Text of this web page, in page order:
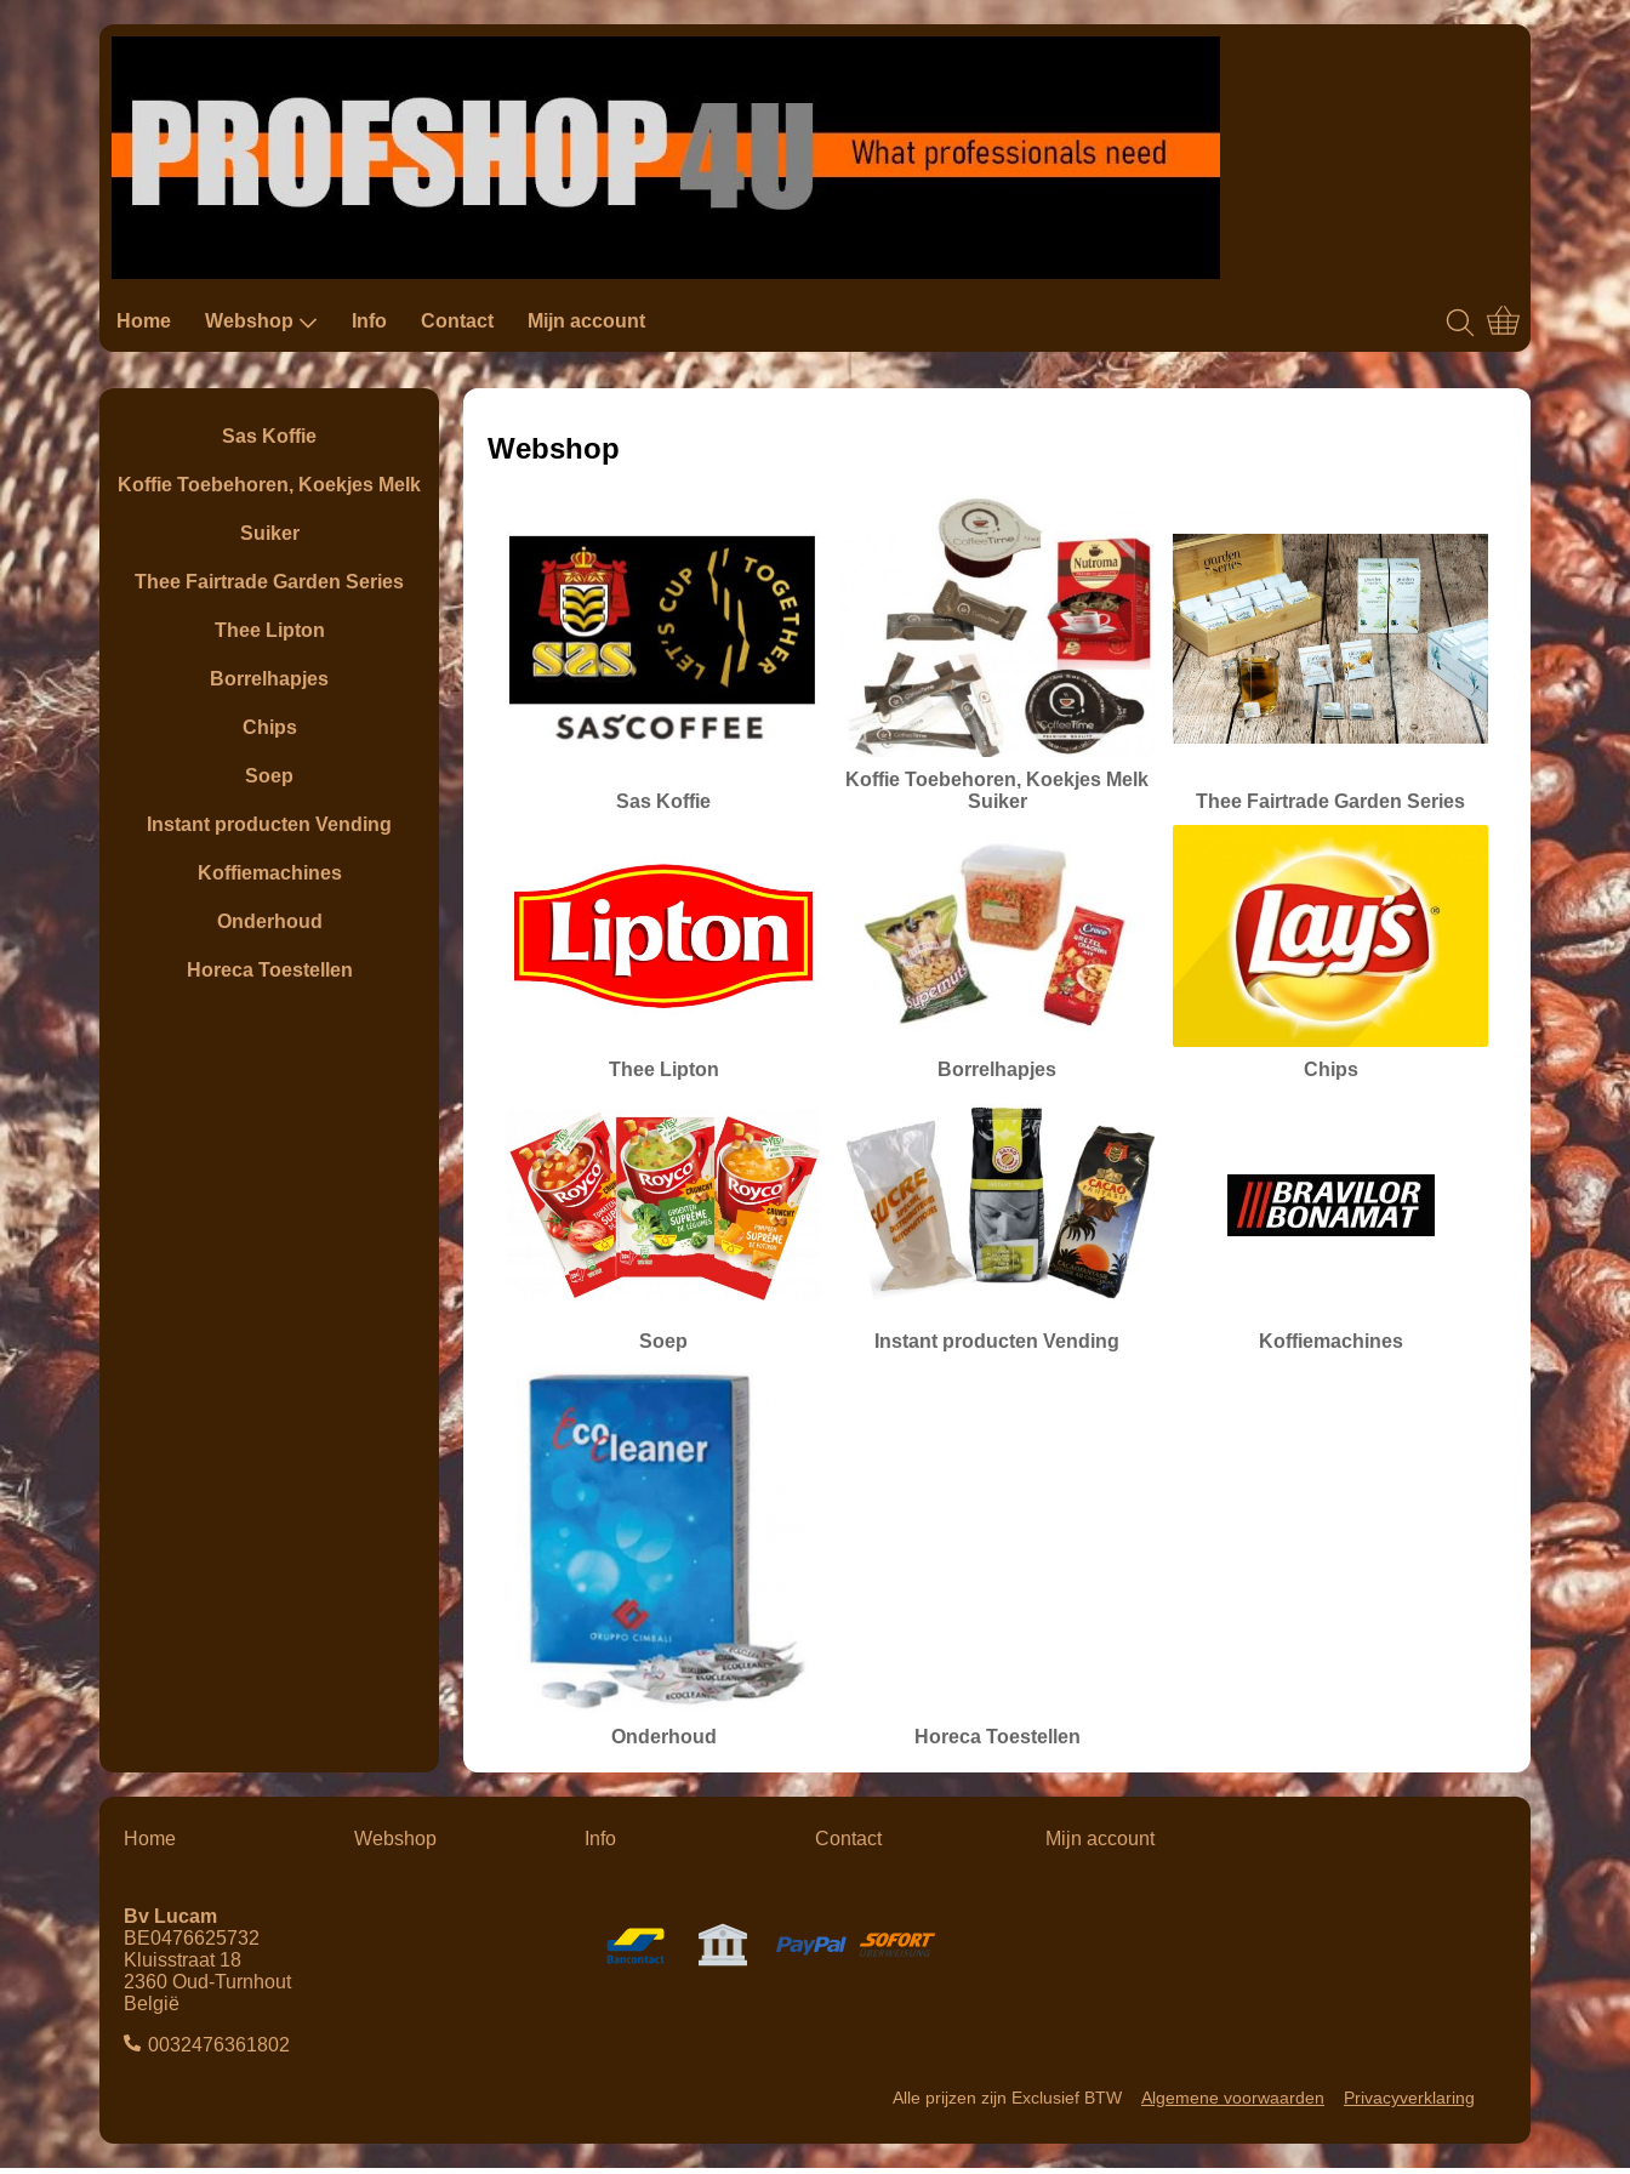
Home Webshop Info Contact Mijn account
Sas Koffie
Koffie Toebehoren, Koekjes Melk
Suiker
Thee Fairtrade Garden Series
Thee Lipton
Borrelhapjes
Chips
Soep
Instant producten Vending
Koffiemachines
Onderhoud
Horeca Toestellen
Webshop
Sas Koffie
Koffie Toebehoren, Koekjes Melk
Suiker
Thee Fairtrade Garden Series
Thee Lipton Borrelhapjes Chips
Soep Instant producten Vending Koffiemachines
Onderhoud Horeca Toestellen
Home Webshop Info Contact Mijn account
Bv Lucam
BE0476625732
Kluisstraat 18
2360 Oud-Turnhout
België
0032476361802
Alle prijzen zijn Exclusief BTW Algemene voorwaarden Privacyverklaring